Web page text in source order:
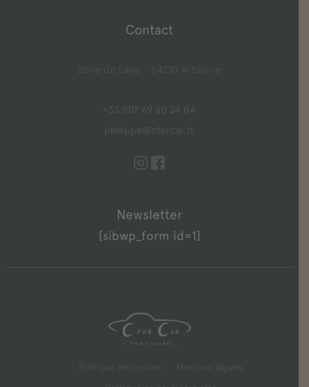
Contact
Zone de Lana – 64210 Arbonne
+33 (0)7 69 60 24 04
philippe@cforcar.fr
Newsletter
[sibwp_form id=1]